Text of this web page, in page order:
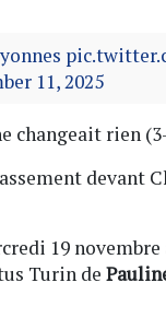
11, 2025
changeait rien
devant
19 novembre
Turin de